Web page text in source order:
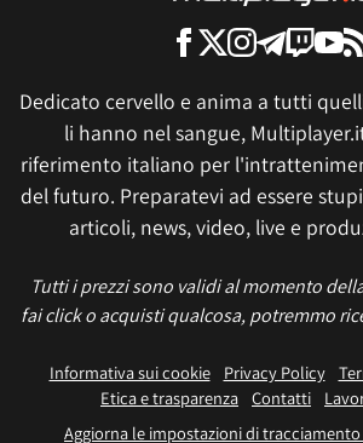
Dedicato cervello e anima a tutti
li hanno nel sangue,
riferimento italiano per
del futuro. Preparatevi ad essere
articoli, news, video, live e
Tutti i prezzi sono validi al momento
fai click o acquisti qualcosa, potremmo
Informativa sui cookie Privacy Policy
Etica e trasparenza Contatti
Aggiorna le impostazioni di